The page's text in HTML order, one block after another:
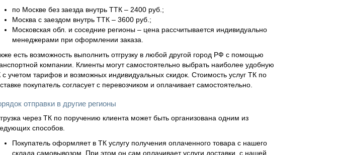
по Москве без заезда внутрь ТТК – 2400 руб.;
Москва с заездом внутрь ТТК – 3600 руб.;
Московская обл. и соседние регионы – цена рассчитывается индивидуально
менеджерами при оформлении заказа.
есть возможность выполнить отгрузку в любой другой город РФ с помощью
компании. Клиенты могут самостоятельно выбрать наиболее удобную
с учетом тарифов и возможных индивидуальных скидок. Стоимость услуг ТК по
покупатель согласует с перевозчиком и оплачивает самостоятельно.
отправки в другие регионы
через ТК по поручению клиента может быть организована одним из
способов.
Покупатель оформляет в ТК услугу получения оплаченного товара с нашего
склада самовывозом. При этом он сам оплачивает услуги доставки, с нашей